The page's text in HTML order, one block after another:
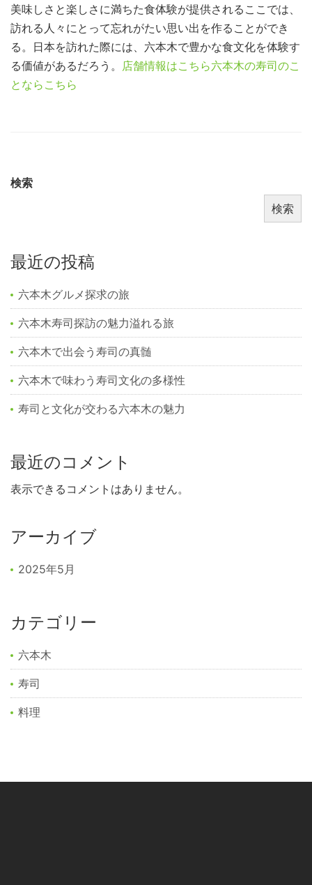
美味しさと楽しさに満ちた食体験が提供されるここでは、
訪れる人々にとって忘れがたい思い出を作ることができ
る。日本を訪れた際には、六本木で豊かな食文化を体験す
る価値があるだろう。 店舗情報はこちら六本木の寿司のこ
とならこちら
検索
検索
最近の投稿
六本木グルメ探求の旅
六本木寿司探訪の魅力溢れる旅
六本木で出会う寿司の真髄
六本木で味わう寿司文化の多様性
寿司と文化が交わる六本木の魅力
最近のコメント
表示できるコメントはありません。
アーカイブ
2025年5月
カテゴリー
六本木
寿司
料理